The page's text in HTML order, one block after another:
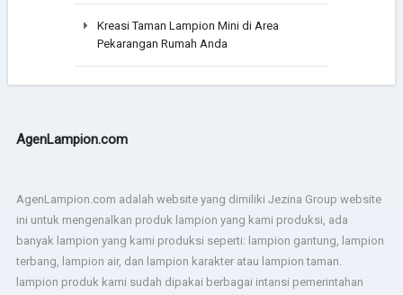
Kreasi Taman Lampion Mini di Area
Pekarangan Rumah Anda
AgenLampion.com
AgenLampion.com adalah website yang dimiliki Jezina Group website
ini untuk mengenalkan produk lampion yang kami produksi, ada
banyak lampion yang kami produksi seperti: lampion gantung, lampion
terbang, lampion air, dan lampion karakter atau lampion taman.
lampion produk kami sudah dipakai berbagai intansi pemerintahan